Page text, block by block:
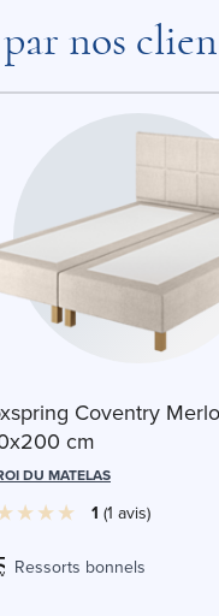
nos
Coventry
cm
DU MATELAS
1 1 avis
Ressorts bonnels